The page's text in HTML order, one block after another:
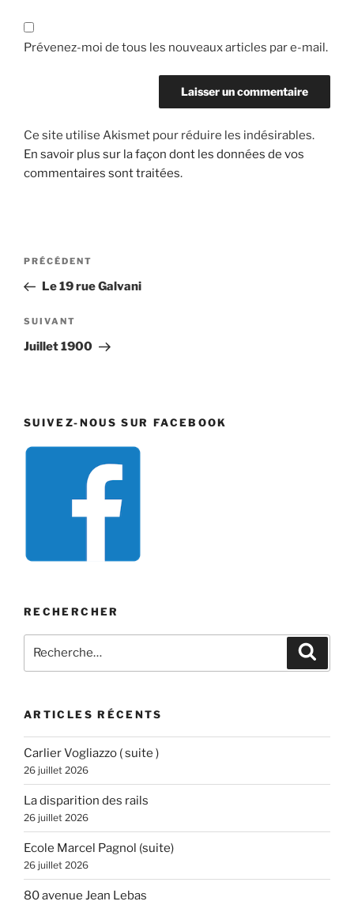
Prévenez-moi de tous les nouveaux articles par e-mail.
Ce site utilise Akismet pour réduire les indésirables.
En savoir plus sur la façon dont les données de vos
commentaires sont traitées.
Navigation
l’article
Article
précédent
PRÉCÉDENT
Le 19 rue Galvani
Article
suivant
SUIVANT
Juillet 1900
SUIVEZ-NOUS SUR FACEBOOK
RECHERCHER
pour
ARTICLES RÉCENTS
Carlier Vogliazzo ( suite )
26 juillet 2026
La disparition des rails
26 juillet 2026
Ecole Marcel Pagnol (suite)
26 juillet 2026
80 avenue Jean Lebas